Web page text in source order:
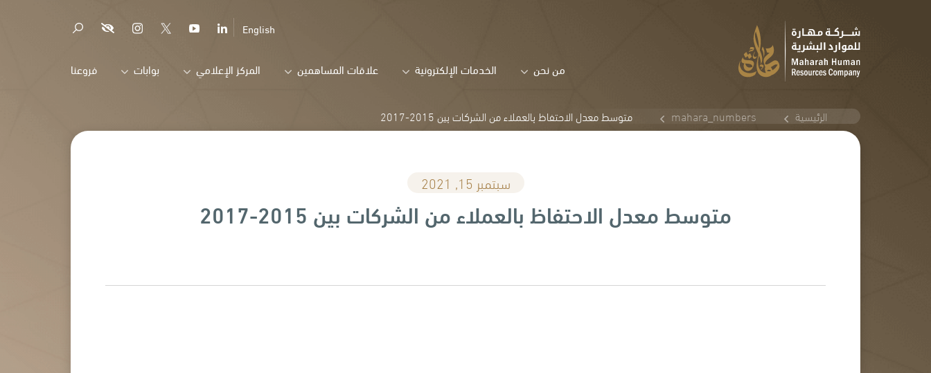
English
من نحن الخدمات الإلكترونية علاقات المساهمين المركز الإعلامي بوابات فروعنا
الرئيسية mahara_numbers متوسط معدل الاحتفاظ بالعملاء من الشركات بين 2015-2017
سبتمبر 15, 2021
متوسط معدل الاحتفاظ بالعملاء من الشركات بين 2015-2017